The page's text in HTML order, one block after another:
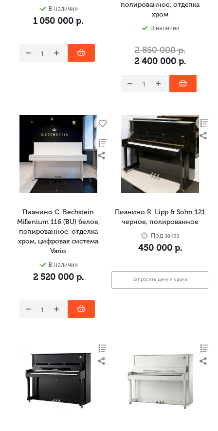
В наличии
1 050 000 р.
полированное, отделка
хром
В наличии
2 400 000р.
2 850 000р.
Пианино C. Bechstein
Millenium 116 (BU) белое,
полированное, отделка
хром, цифровая система
Vario
В наличии
2 520 000р.
Пианино R. Lipp & Sohn 121
черное, полированное
Под заказ
450 000р.
Запросить цену и сроки